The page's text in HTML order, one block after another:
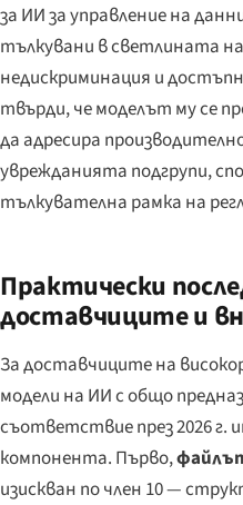
за ИИ за управление на
тълкувани в светлината
недискриминация и
твърди, че моделът му се
да адресира
уврежданията подгрупи,
тълкувателна рамка на
Практически
доставчиците и
За доставчиците на
модели на ИИ с общо
съответствие през 2026 г.
компонента. Първо,
изискван по член 10 —